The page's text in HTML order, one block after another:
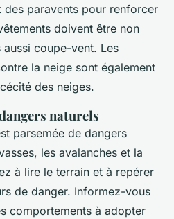
paravents pour renforcer
doivent être non
aussi coupe-vent. Les
la neige sont également
des neiges.
naturels
parsemée de dangers
les avalanches et la
à lire le terrain et à repérer
de danger. Informez-vous
comportements à adopter